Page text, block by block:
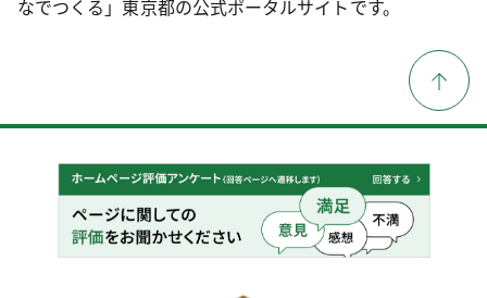
なでつくる」東京都の公式ポータルサイトです。